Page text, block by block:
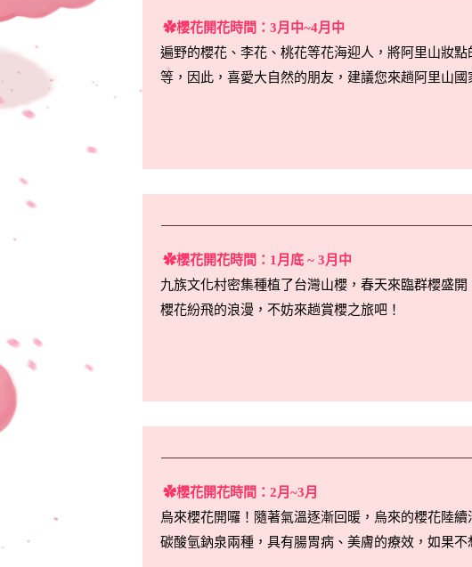
✿櫻花開花時間：3月中~4月中
遍野的櫻花、李花、桃花等花海迎人，將阿里山妝
等，因此，喜愛大自然的朋友，建議您來趟阿里山
✿櫻花開花時間：1月底 ~ 3月中
九族文化村密集種植了台灣山櫻，春天來臨群櫻盛
櫻花紛飛的浪漫，不妨來趟賞櫻之旅吧！
✿櫻花開花時間：2月~3月
烏來櫻花開囉！隨著氣溫逐漸回暖，烏來的櫻花陸
碳酸氫鈉泉兩種，具有腸胃病、美膚的療效，如果